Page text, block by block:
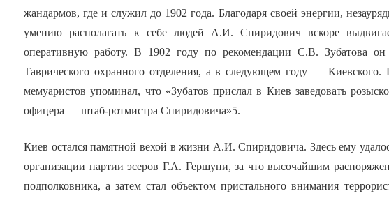
жандармов, где и служил до 1902 года. Благодаря своей энергии,
умению располагать к себе людей А.И. Спиридович вскоре
оперативную работу. В 1902 году по рекомендации С.В. Зубатова он
Таврического охранного отделения, а в следующем году —
мемуаристов упоминал, что «Зубатов прислал в Киев заведовать
офицера — штаб-ротмистра Спиридовича»5.
Киев остался памятной вехой в жизни А.И. Спиридовича. Здесь ему
организации партии эсеров Г.А. Гершуни, за что высочайшим
подполковника, а затем стал объектом пристального внимания